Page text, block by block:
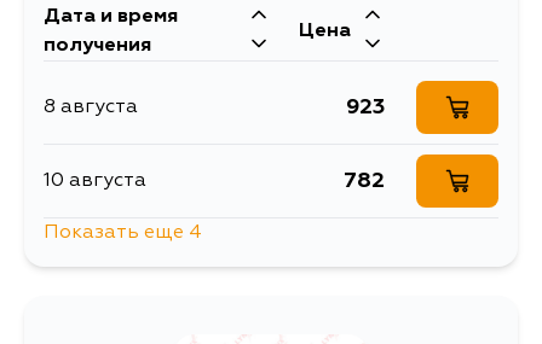
Дата и время
получения
Цена
8 августа 923
10 августа 782
Показать еще 4